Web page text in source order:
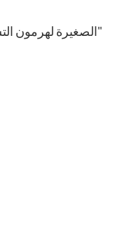
1 ل تدجو جئاتنلا "كواشف نظام CLIA الصغيرة لهرمون التستوستيرون"